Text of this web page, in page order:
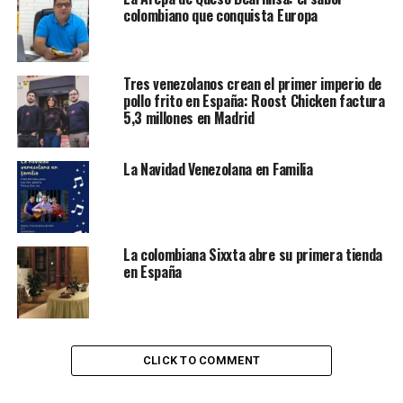
datos proceden de un informe reciente de la Oficina
Municipal de Datos, que arroja luz al separar
nacionalidad de lugar de nacimiento, con datos
Mejor nacimiento que nacionalidad
colombiano que conquista Europa
Tres venezolanos crean el primer imperio de
pollo frito en España: Roost Chicken factura
5,3 millones en Madrid
La Navidad Venezolana en Familia
La colombiana Sixxta abre su primera tienda
en España
CLICK TO COMMENT